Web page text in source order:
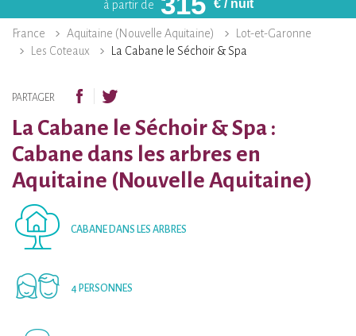
à partir de € / nuit
France Aquitaine (Nouvelle Aquitaine)
Lot-et-Garonne
Les Coteaux
La Cabane le Séchoir & Spa
PARTAGER
La Cabane le Séchoir & Spa :
Cabane dans les arbres en
Aquitaine (Nouvelle Aquitaine)
CABANE DANS LES ARBRES
4 PERSONNES